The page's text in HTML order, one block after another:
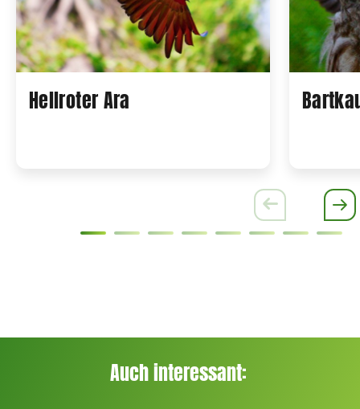
Hellroter Ara
Auch interessant: